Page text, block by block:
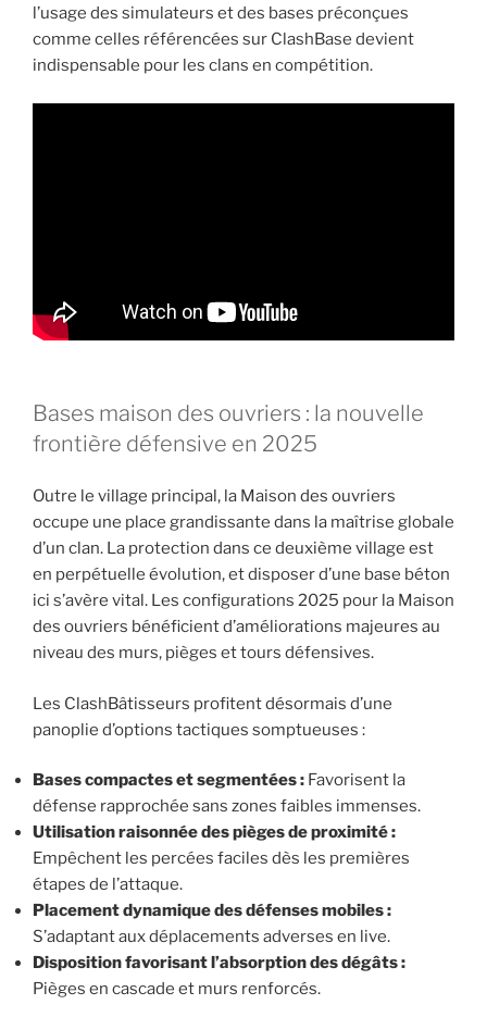
l’usage des simulateurs et des bases préconçues
comme celles référencées sur ClashBase devient
indispensable pour les clans en compétition.
Bases maison des ouvriers : la nouvelle
frontière défensive en 2025
Outre le village principal, la Maison des ouvriers
occupe une place grandissante dans la maîtrise globale
d’un clan. La protection dans ce deuxième village est
en perpétuelle évolution, et disposer d’une base béton
ici s’avère vital. Les configurations 2025 pour la Maison
des ouvriers bénéficient d’améliorations majeures au
niveau des murs, pièges et tours défensives.
Les ClashBâtisseurs profitent désormais d’une
panoplie d’options tactiques somptueuses :
Bases compactes et segmentées : Favorisent la
défense rapprochée sans zones faibles immenses.
Utilisation raisonnée des pièges de proximité :
Empêchent les percées faciles dès les premières
étapes de l’attaque.
Placement dynamique des défenses mobiles :
S’adaptant aux déplacements adverses en live.
Disposition favorisant l’absorption des dégâts :
Pièges en cascade et murs renforcés.